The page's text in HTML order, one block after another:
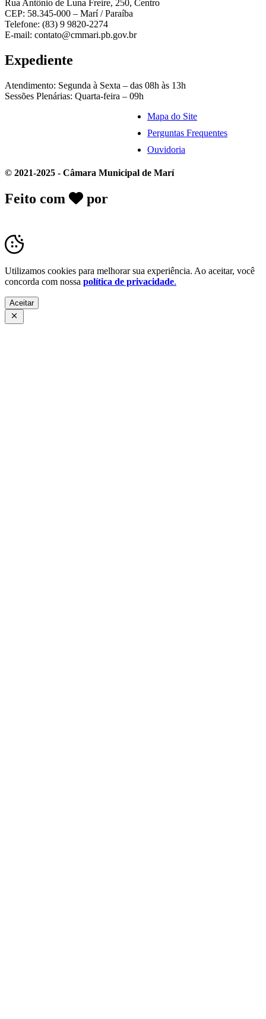
Rua Antônio de Luna Freire, 250, Centro
CEP: 58.345-000 – Marí / Paraíba
Telefone: (83) 9 9820-2274
E-mail: contato@cmmari.pb.gov.br
Expediente
Atendimento: Segunda à Sexta – das 08h às 13h
Sessões Plenárias: Quarta-feira – 09h
Mapa do Site
Perguntas Frequentes
Ouvidoria
© 2021-2025 - Câmara Municipal de Marí
Feito com por
Utilizamos cookies para melhorar sua experiência. Ao aceitar, você
concorda com nossa política de privacidade.
Aceitar